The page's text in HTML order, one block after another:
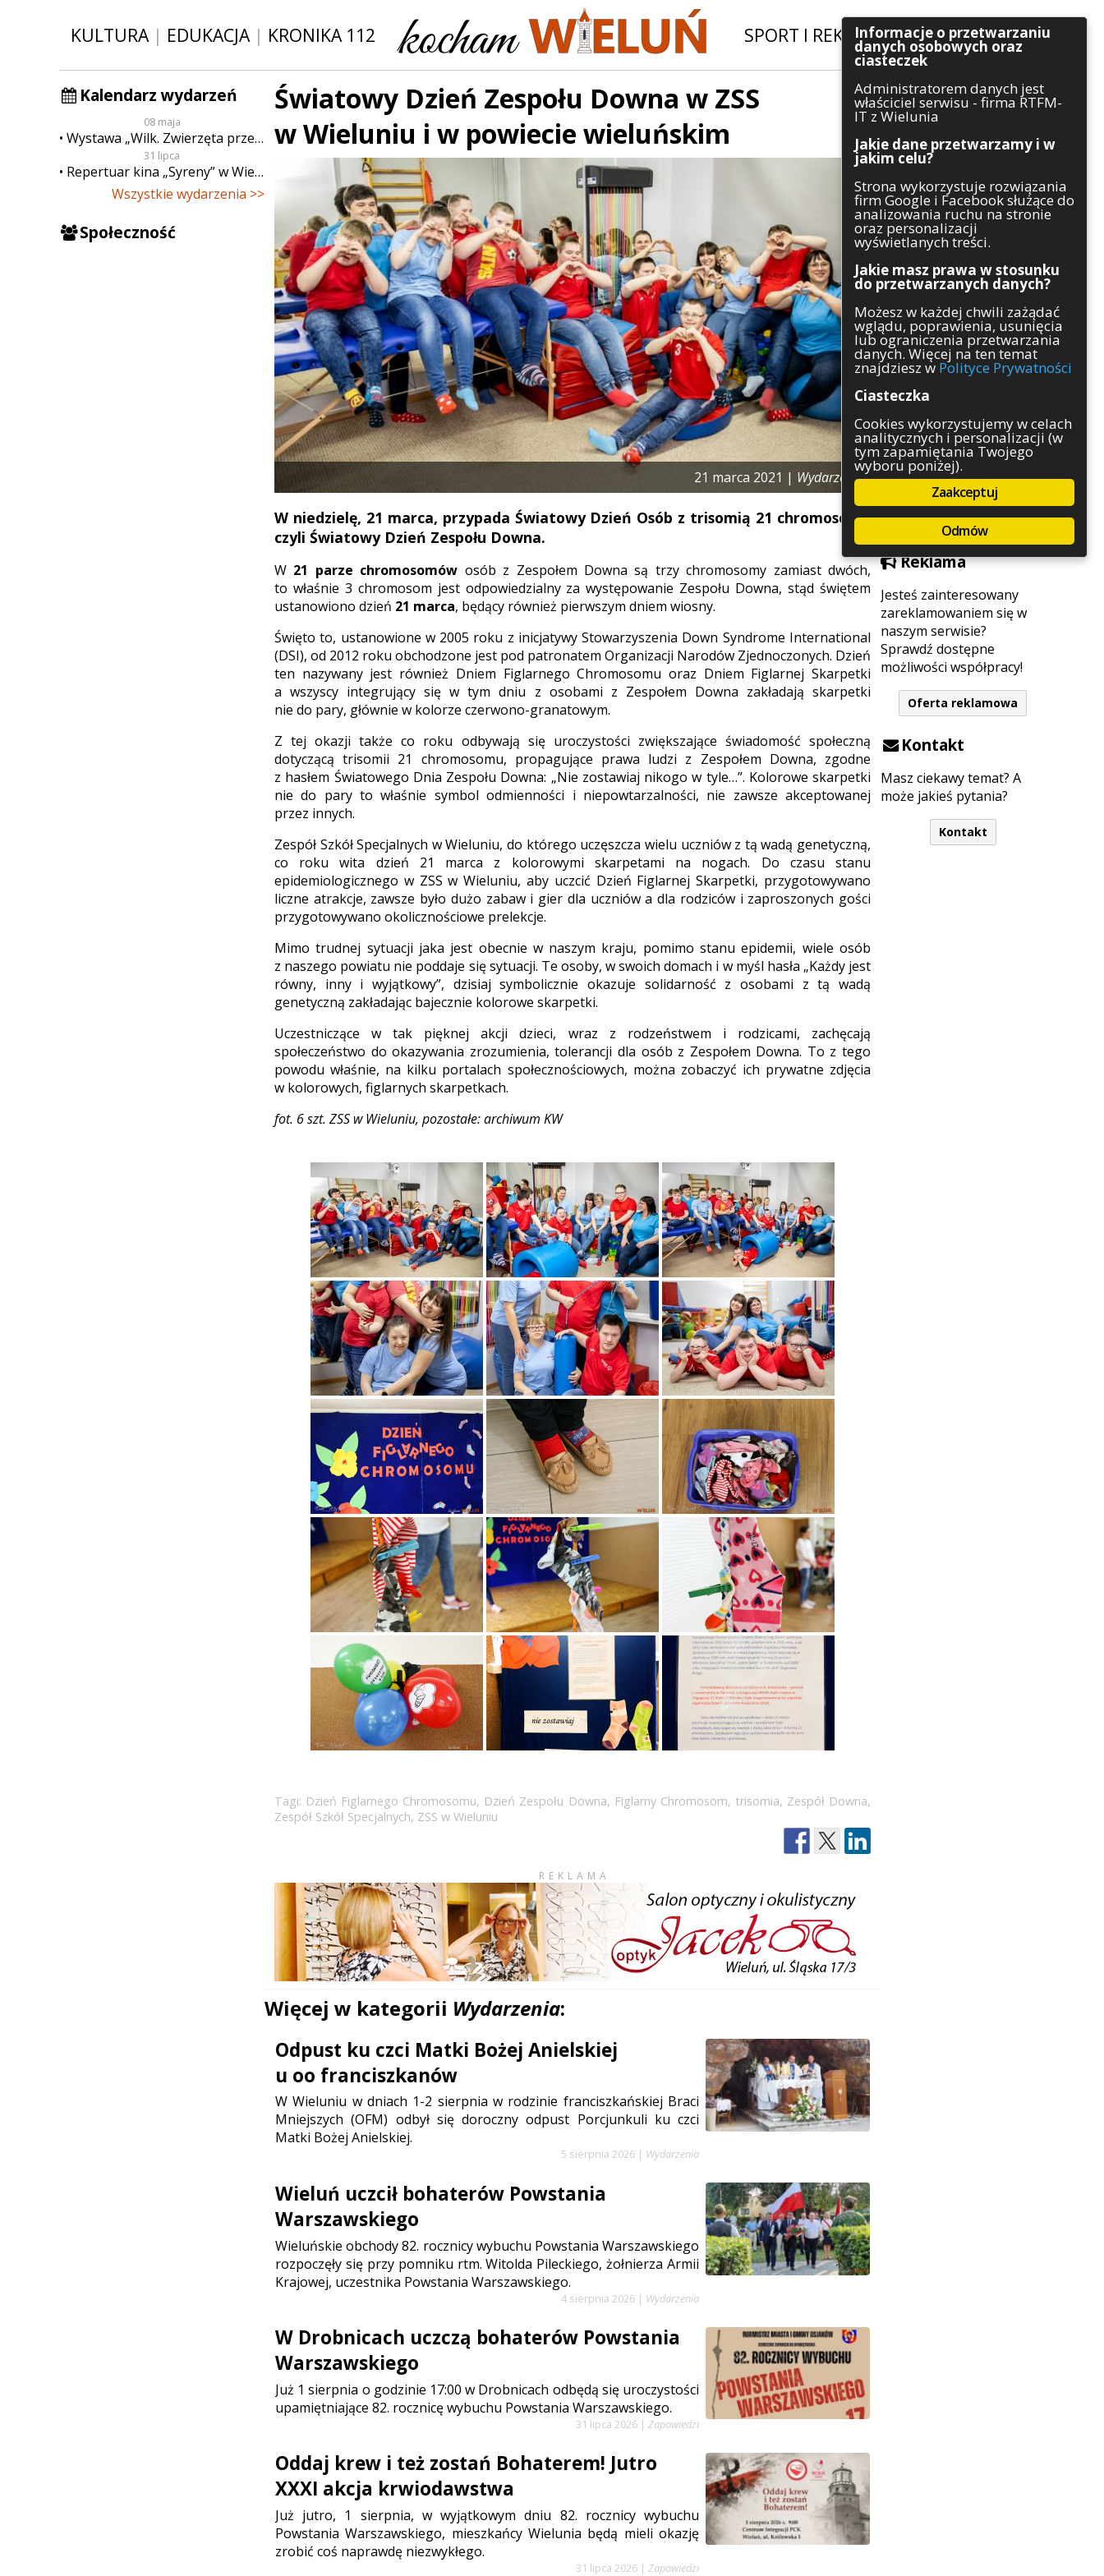
KULTURA| EDUKACJA| KRONIKA 112 SPORT I REKREACJA|INWESTYCJE
Kalendarz wydarzeń
08 maja
Wystawa „Wilk. Zwierzęta przeklęte”
31 lipca
Repertuar kina „Syreny” w Wieluniu w dn. od 31 lipca do 6 sierpnia
Wszystkie wydarzenia >>
Społeczność
Szukaj
Kategorie
Architektura
Gospodarka
Handel
Komunikaty
Kultura
Polityka
Pozostałe
Psychologia
Rolnictwo
Służby
Sport
Środowisko
Szkolnictwo
Wydarzenia
Zapowiedzi
Zdrowie
Reklama
Jesteś zainteresowany
zareklamowaniem się w
naszym serwisie?
Sprawdź dostępne
możliwości współpracy!
Oferta reklamowa
Kontakt
Masz ciekawy temat? A
może jakieś pytania?
Kontakt
Światowy Dzień Zespołu Downa w ZSS
w Wieluniu i w powiecie wieluńskim
21 marca 2021 | Wydarzenia
W niedzielę, 21 marca, przypada Światowy Dzień Osób z trisomią 21 chromosomu
czyli Światowy Dzień Zespołu Downa.
W 21 parze chromosomów osób z Zespołem Downa są trzy chromosomy zamiast dwóch,
to właśnie 3 chromosom jest odpowiedzialny za występowanie Zespołu Downa, stąd świętem
ustanowiono dzień 21 marca, będący również pierwszym dniem wiosny.
Święto to, ustanowione w 2005 roku z inicjatywy Stowarzyszenia Down Syndrome International
(DSI), od 2012 roku obchodzone jest pod patronatem Organizacji Narodów Zjednoczonych. Dzień
ten nazywany jest również Dniem Figlarnego Chromosomu oraz Dniem Figlarnej Skarpetki
a wszyscy integrujący się w tym dniu z osobami z Zespołem Downa zakładają skarpetki
nie do pary, głównie w kolorze czerwono-granatowym.
Z tej okazji także co roku odbywają się uroczystości zwiększające świadomość społeczną
dotyczącą trisomii 21 chromosomu, propagujące prawa ludzi z Zespołem Downa, zgodne
z hasłem Światowego Dnia Zespołu Downa: „Nie zostawiaj nikogo w tyle…”. Kolorowe skarpetki
nie do pary to właśnie symbol odmienności i niepowtarzalności, nie zawsze akceptowanej
przez innych.
Zespół Szkół Specjalnych w Wieluniu, do którego uczęszcza wielu uczniów z tą wadą genetyczną,
co roku wita dzień 21 marca z kolorowymi skarpetami na nogach. Do czasu stanu
epidemiologicznego w ZSS w Wieluniu, aby uczcić Dzień Figlarnej Skarpetki, przygotowywano
liczne atrakcje, zawsze było dużo zabaw i gier dla uczniów a dla rodziców i zaproszonych gości
przygotowywano okolicznościowe prelekcje.
Mimo trudnej sytuacji jaka jest obecnie w naszym kraju, pomimo stanu epidemii, wiele osób
z naszego powiatu nie poddaje się sytuacji. Te osoby, w swoich domach i w myśl hasła „Każdy jest
równy, inny i wyjątkowy”, dzisiaj symbolicznie okazuje solidarność z osobami z tą wadą
genetyczną zakładając bajecznie kolorowe skarpetki.
Uczestniczące w tak pięknej akcji dzieci, wraz z rodzeństwem i rodzicami, zachęcają
społeczeństwo do okazywania zrozumienia, tolerancji dla osób z Zespołem Downa. To z tego
powodu właśnie, na kilku portalach społecznościowych, można zobaczyć ich prywatne zdjęcia
w kolorowych, figlarnych skarpetkach.
fot. 6 szt. ZSS w Wieluniu, pozostałe: archiwum KW
Tagi: Dzień Figlarnego Chromosomu, Dzień Zespołu Downa, Figlarny Chromosom, trisomia, Zespół Downa,
Zespół Szkół Specjalnych, ZSS w Wieluniu
REKLAMA
Więcej w kategorii Wydarzenia:
Odpust ku czci Matki Bożej Anielskiej
u oo franciszkanów
W Wieluniu w dniach 1-2 sierpnia w rodzinie franciszkańskiej Braci
Mniejszych (OFM) odbył się doroczny odpust Porcjunkuli ku czci
Matki Bożej Anielskiej.
5 sierpnia 2026 | Wydarzenia
Wieluń uczcił bohaterów Powstania
Warszawskiego
Wieluńskie obchody 82. rocznicy wybuchu Powstania Warszawskiego
rozpoczęły się przy pomniku rtm. Witolda Pileckiego, żołnierza Armii
Krajowej, uczestnika Powstania Warszawskiego.
4 sierpnia 2026 | Wydarzenia
W Drobnicach uczczą bohaterów Powstania
Warszawskiego
Już 1 sierpnia o godzinie 17:00 w Drobnicach odbędą się uroczystości
upamiętniające 82. rocznicę wybuchu Powstania Warszawskiego.
31 lipca 2026 | Zapowiedzi
Oddaj krew i też zostań Bohaterem! Jutro
XXXI akcja krwiodawstwa
Już jutro, 1 sierpnia, w wyjątkowym dniu 82. rocznicy wybuchu
Powstania Warszawskiego, mieszkańcy Wielunia będą mieli okazję
zrobić coś naprawdę niezwykłego.
31 lipca 2026 | Zapowiedzi
Informacje o przetwarzaniu
danych osobowych oraz
ciasteczek
Administratorem danych jest
właściciel serwisu - firma RTFM-
IT z Wielunia
Jakie dane przetwarzamy i w
jakim celu?
Strona wykorzystuje rozwiązania
firm Google i Facebook służące do
analizowania ruchu na stronie
oraz personalizacji
wyświetlanych treści.
Jakie masz prawa w stosunku
do przetwarzanych danych?
Możesz w każdej chwili zażądać
wglądu, poprawienia, usunięcia
lub ograniczenia przetwarzania
danych. Więcej na ten temat
znajdziesz w Polityce Prywatności
Ciasteczka
Cookies wykorzystujemy w celach
analitycznych i personalizacji (w
tym zapamiętania Twojego
wyboru poniżej).
Zaakceptuj
Odmów